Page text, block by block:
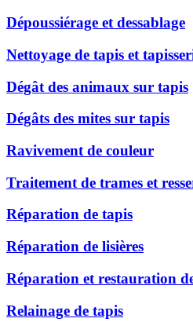
Dépoussiérage et dessablage
Nettoyage de tapis et
Dégât des animaux sur tapis
Dégâts des mites sur tapis
Ravivement de couleur
Traitement de trames et
Réparation de tapis
Réparation de lisières
Réparation et restauration
Relainage de tapis